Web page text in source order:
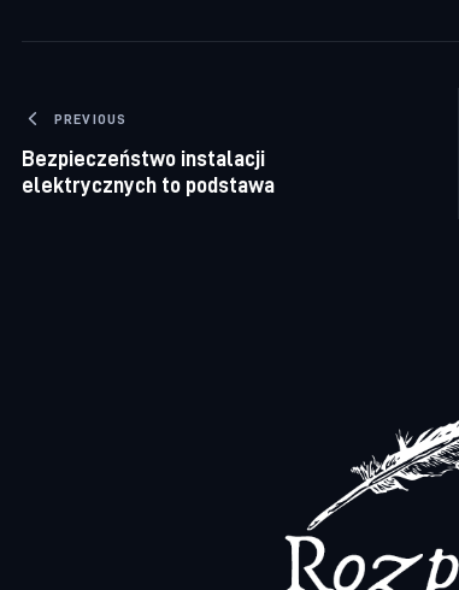
Nawigacja wpisu
PREVIOUS
Bezpieczeństwo instalacji
elektrycznych to podstawa